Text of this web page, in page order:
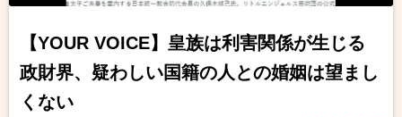
【YOUR VOICE】皇族は利害関係が生じる
政財界、疑わしい国籍の人との婚姻は望まし
くない